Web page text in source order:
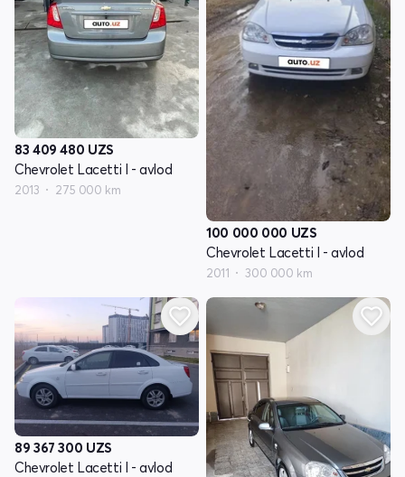
83 409 480 UZS
Chevrolet Lacetti I - avlod
2013 275 000 km
100 000 000 UZS
Chevrolet Lacetti I - avlod
2011 300 000 km
89 367 300 UZS
Chevrolet Lacetti I - avlod